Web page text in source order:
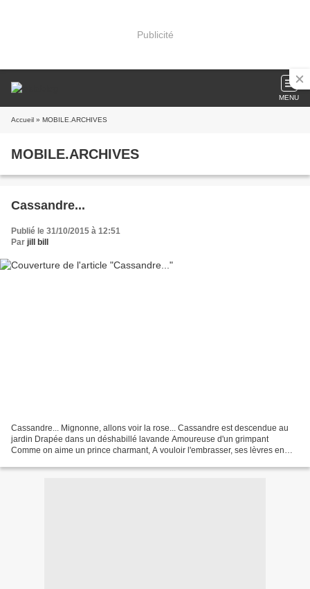
Publicité
MENU
Accueil » MOBILE.ARCHIVES
MOBILE.ARCHIVES
Cassandre...
Publié le 31/10/2015 à 12:51
Par jill bill
Cassandre... Mignonne, allons voir la rose... Cassandre est descendue au
jardin Drapée dans un déshabillé lavande Amoureuse d'un grimpant
Comme on aime un prince charmant, A vouloir l'embrasser, ses lèvres en